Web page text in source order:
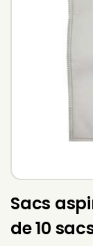
Sacs
de 10